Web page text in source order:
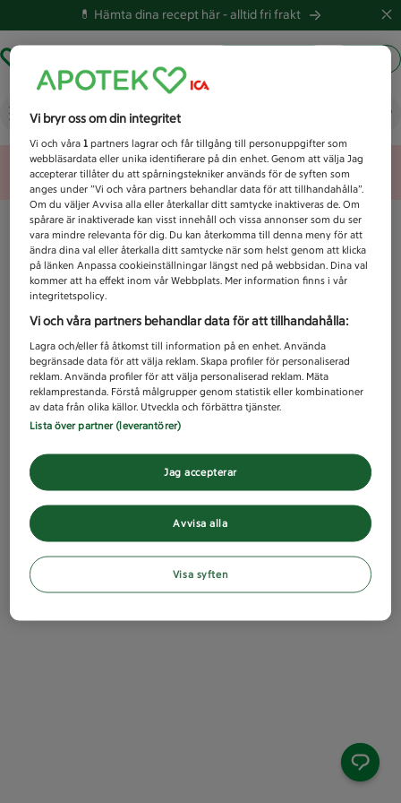
💊 Hämta dina recept här -alltid fri frakt
Vad letar du efter idag?
Unknown error
Vi bryr oss om din integritet
Vi och våra1 partners lagrar och får tillgång till personuppgifter som
webbläsardata eller unika identifierare på din enhet. Genom att välja Jag
accepterar tillåter du att spårningstekniker används för de syften som
anges under ”Vi och våra partners behandlar data för att tillhandahålla”.
Om du väljer Avvisa alla eller återkallar ditt samtycke inaktiveras de. Om
spårare är inaktiverade kan visst innehåll och vissa annonser som du ser
vara mindre relevanta för dig. Du kan återkomma till denna meny för att
ändra dina val eller återkalla ditt samtycke när som helst genom att klicka
på länken Anpassa cookieinställningar längst ned på webbsidan. Dina val
kommer att ha effekt inom vår Webbplats. Mer information finns i vår
integritetspolicy.
Vi och våra partners behandlar data för att tillhandahålla:
Lagra och/eller få åtkomst till information på en enhet. Använda
begränsade data för att välja reklam. Skapa profiler för personaliserad
reklam. Använda profiler för att välja personaliserad reklam. Mäta
reklamprestanda. Förstå målgrupper genom statistik eller kombinationer
av data från olika källor. Utveckla och förbättra tjänster.
Lista över partner (leverantörer)
Avvisa alla
Jag accepterar
Visa syften